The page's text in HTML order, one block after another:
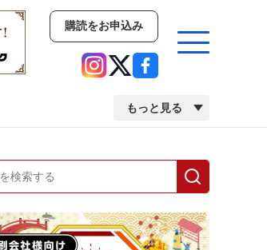
購読をお申込み
もっと見る
イベント
人事・移転・異動・訃報